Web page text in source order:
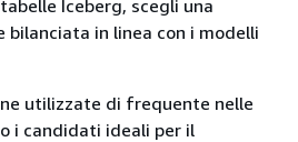
Iceberg, scegli una
in linea con i modelli
utilizzate di frequente nelle
i candidati ideali per il